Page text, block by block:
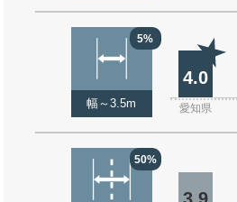
5%
幅～3.5m
4.0
愛知県
50%
3.9